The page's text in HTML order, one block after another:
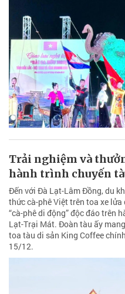
Trải nghiệm và
hành trình chuyến
Đến với Đà Lạt-Lâm Đồng, du
thức cà-phê Việt trên toa xe
“cà-phê di động” độc đáo trên
Lạt-Trại Mát. Đoàn tàu ấy
toa tàu di sản King Coffee
15/12.